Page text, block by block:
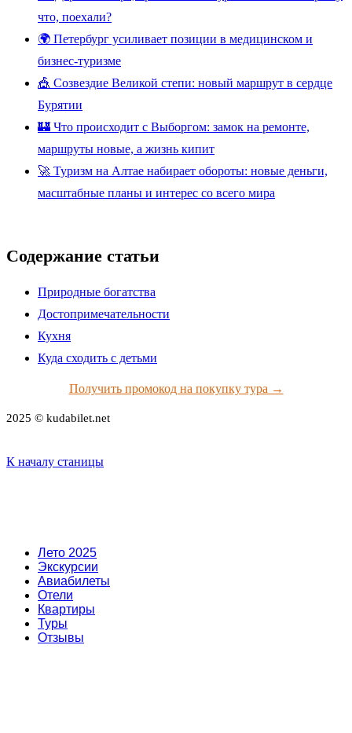
что, поехали?
🌍 Петербург усиливает позиции в медицинском и
бизнес-туризме
🎪 Созвездие Великой степи: новый маршрут в сердце
Бурятии
🏰 Что происходит с Выборгом: замок на ремонте,
маршруты новые, а жизнь кипит
🚀 Туризм на Алтае набирает обороты: новые деньги,
масштабные планы и интерес со всего мира
Содержание статьи
Природные богатства
Достопримечательности
Кухня
Куда сходить с детьми
Получить промокод на покупку тура →
2025 © kudabilet.net
К началу станицы
Лето 2025
Экскурсии
Авиабилеты
Отели
Квартиры
Туры
Отзывы